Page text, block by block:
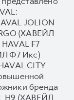
JOLION
(ХАВЕЙЛ
F7
Ф7 Икс)
CITY
бренда
H9 (ХАВЕЙЛ